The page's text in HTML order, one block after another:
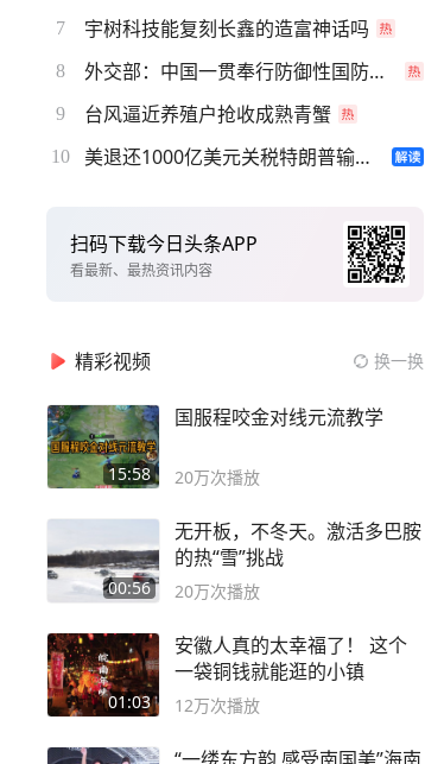
7 宇树科技能复刻长鑫的造富神话吗
8 外交部：中国一贯奉行防御性国防政策
9 台风逼近养殖户抢收成熟青蟹
10 美退还1000亿美元关税特朗普输了吗
扫码下载今日头条APP
看最新、最热资讯内容
精彩视频 换一换
15:58
国服程咬金对线元流教学
20万次播放
00:56
无开板，不冬天。激活多巴胺
的热“雪”挑战
20万次播放
01:03
安徽人真的太幸福了！ 这个
一袋铜钱就能逛的小镇
12万次播放